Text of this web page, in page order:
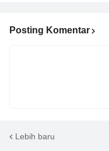
Posting Komentar
Lebih baru